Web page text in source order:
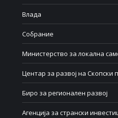
Влада
Собрание
Министерство за локална
Центар за развој на Скопски
Биро за регионален развој
Агенција за странски